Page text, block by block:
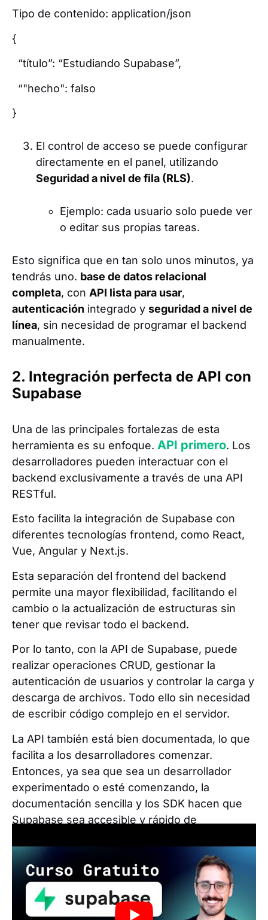
Tipo de contenido: application/json
{
“título”: “Estudiando Supabase”,
“"hecho": falso
}
El control de acceso se puede configurar
directamente en el panel, utilizando
Seguridad a nivel de fila (RLS).
Ejemplo: cada usuario solo puede ver
o editar sus propias tareas.
Esto significa que en tan solo unos minutos, ya
tendrás uno. base de datos relacional
completa, con API lista para usar,
autenticación integrado y seguridad a nivel de
línea, sin necesidad de programar el backend
manualmente.
2. Integración perfecta de API con
Supabase
Una de las principales fortalezas de esta
herramienta es su enfoque. API primero. Los
desarrolladores pueden interactuar con el
backend exclusivamente a través de una API
RESTful.
Esto facilita la integración de Supabase con
diferentes tecnologías frontend, como React,
Vue, Angular y Next.js.
Esta separación del frontend del backend
permite una mayor flexibilidad, facilitando el
cambio o la actualización de estructuras sin
tener que revisar todo el backend.
Por lo tanto, con la API de Supabase, puede
realizar operaciones CRUD, gestionar la
autenticación de usuarios y controlar la carga y
descarga de archivos. Todo ello sin necesidad
de escribir código complejo en el servidor.
La API también está bien documentada, lo que
facilita a los desarrolladores comenzar.
Entonces, ya sea que sea un desarrollador
experimentado o esté comenzando, la
documentación sencilla y los SDK hacen que
Supabase sea accesible y rápido de
Ejemplo práctico de uso con
React.
Imagina que estás desarrollando unUn sitio